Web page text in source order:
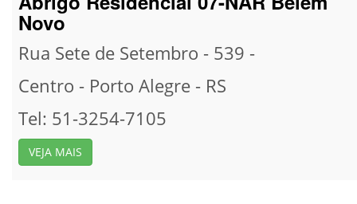
Novo
Rua Sete de Setembro - 539 -
Centro - Porto Alegre - RS
Tel: 51-3254-7105
VEJA MAIS